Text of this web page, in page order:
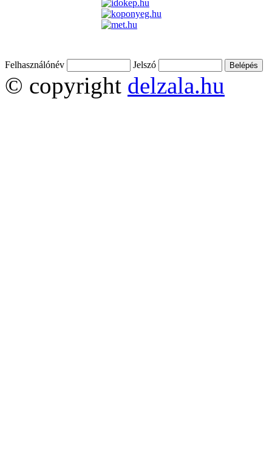
Felhasználónév Jelszó
© copyright delzala.hu